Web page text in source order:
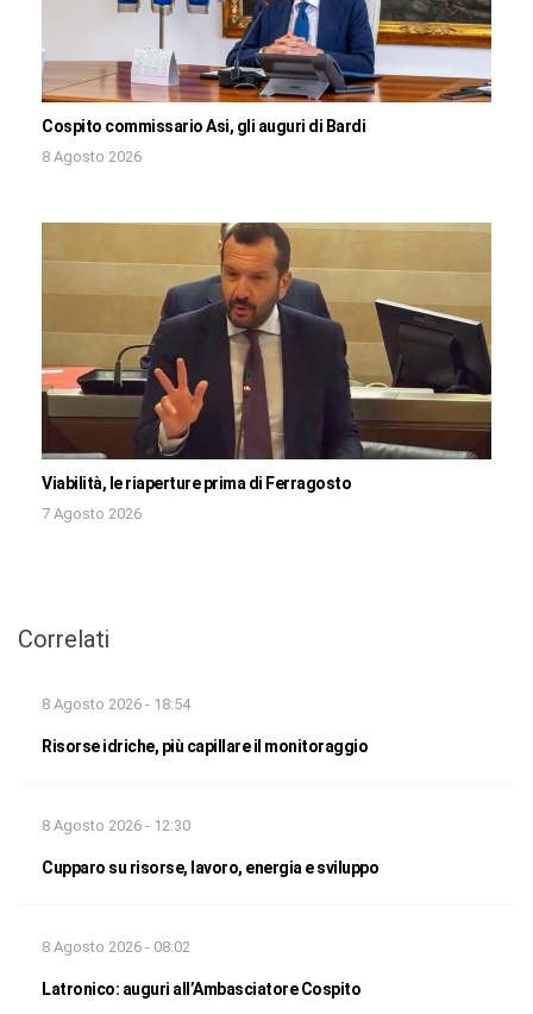
Cospito commissario Asi, gli auguri di Bardi
8 Agosto 2026
Viabilità, le riaperture prima di Ferragosto
7 Agosto 2026
Correlati
8 Agosto 2026 - 18:54
Risorse idriche, più capillare il monitoraggio
8 Agosto 2026 - 12:30
Cupparo su risorse, lavoro, energia e sviluppo
8 Agosto 2026 - 08:02
Latronico: auguri all’Ambasciatore Cospito